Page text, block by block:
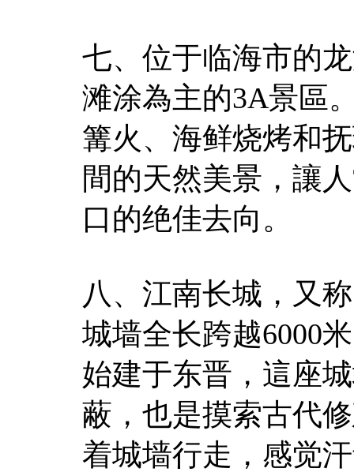
七、位于临海市的
滩涂為主的3A景區
篝火、海鲜烧烤和
間的天然美景，讓
口的绝佳去向。
八、江南长城，又
城墙全长跨越6000
始建于东晋，這座
蔽，也是摸索古代
着城墙行走，感觉